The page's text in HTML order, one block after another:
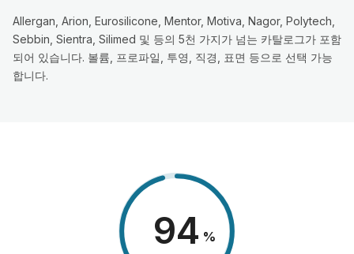
Allergan, Arion, Eurosilicone, Mentor, Motiva, Nagor, Polytech,
Sebbin, Sientra, Silimed 및 등의 5천 가지가 넘는 카탈로그가 포함
되어 있습니다. 볼륨, 프로파일, 투영, 직경, 표면 등으로 선택 가능
합니다.
98 %